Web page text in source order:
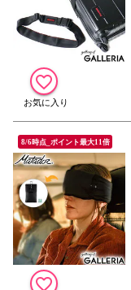
8/6時点_ポイント最大11倍